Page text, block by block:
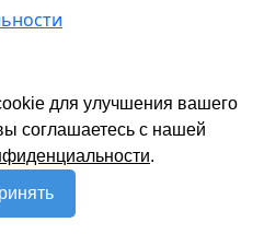
сайт АЗТИ.
Необходима
специалиста.
для улучшения вашего
соглашаетесь с нашей
.